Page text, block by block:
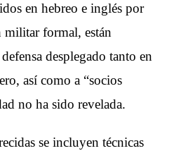
en hebreo e inglés por
militar formal, están
desplegado tanto en
así como a “socios
no ha sido revelada.
se incluyen técnicas